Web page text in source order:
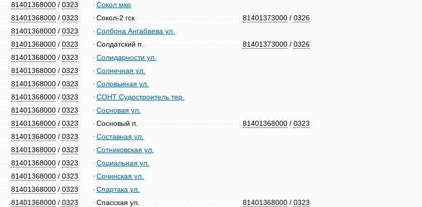
81401368000 / 0323
81401368000 / 0323
81401368000 / 0323
81401368000 / 0323
81401368000 / 0323
81401368000 / 0323
81401368000 / 0323
81401368000 / 0323
81401368000 / 0323
81401368000 / 0323
81401368000 / 0323
81401368000 / 0323
81401368000 / 0323
81401368000 / 0323
81401368000 / 0323
81401368000 / 0323
Сокол мкр
81401373000 / 0326
Сокол-2 гск
Солбона Ангабаева ул.
81401373000 / 0326
Солдатский п.
Солидарности ул.
Солнечная ул.
Соловьиная ул.
СОНТ Судостроитель тер.
Сосновая ул.
81401368000 / 0323
Сосновый п.
Составная ул.
Сотниковская ул.
Социальная ул.
Сочинская ул.
Спартака ул.
81401368000 / 0323
Спасская ул.